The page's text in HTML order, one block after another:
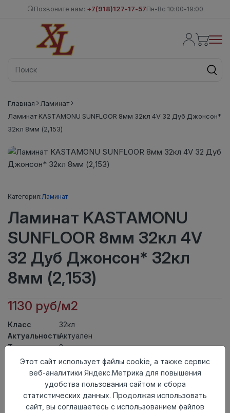
Позвоните нам: +7(918)127-17-57Пн-Вс 10:00-19:00
Главная
Ламинат
Ламинат KASTAMONU SUNFLOOR 8мм 32кл 4V 32 Дуб Джонсон*
32кл 8мм (2,153)
Категория:Ламинат
Ламинат KASTAMONU
SUNFLOOR 8мм 32кл 4V
32 Дуб Джонсон* 32кл
8мм (2,153)
1130 руб/м2
Класс
32кл
АктуальностьАктуален
Толщина
8мм
Размер
доски
1380×195мм
Теплый пол
до +27 градусов
Фаска
4V
Замок
UniClick
Этот сайт использует файлы cookie, а также сервис
веб-аналитики Яндекс.Метрика для повышения
удобства пользования сайтом и сбора
статистических данных. Продолжая использовать
сайт, вы соглашаетесь с использованием файлов